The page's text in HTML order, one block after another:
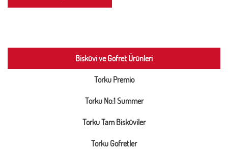
Bisküvi ve Gofret Ürünleri
Torku Premio
Torku No:1 Summer
Torku Tam Bisküviler
Torku Gofretler